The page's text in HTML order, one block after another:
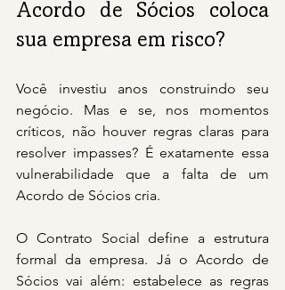
Acordo de Sócios coloca
sua empresa em risco?
Você investiu anos construindo seu
negócio. Mas e se, nos momentos
críticos, não houver regras claras para
resolver impasses? É exatamente essa
vulnerabilidade que a falta de um
Acordo de Sócios cria.
O Contrato Social define a estrutura
formal da empresa. Já o Acordo de
Sócios vai além: estabelece as regras